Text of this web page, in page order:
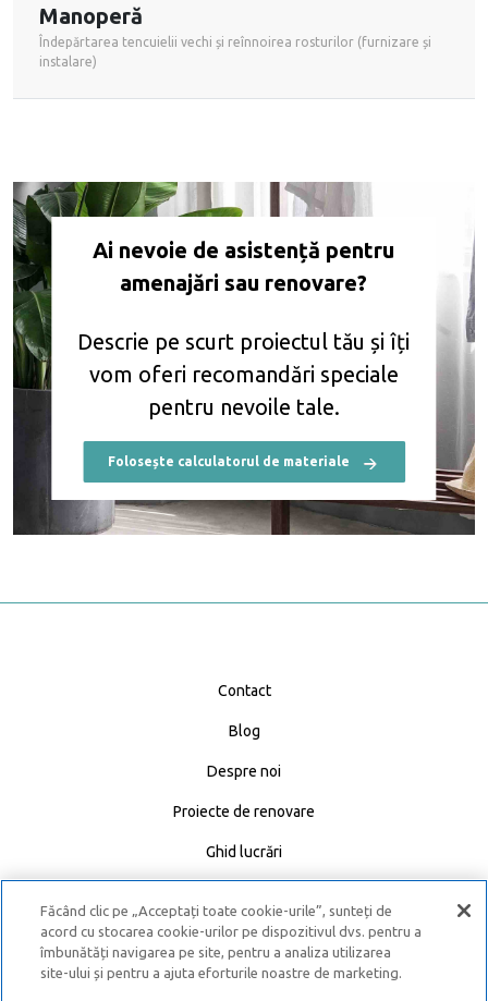
Manoperă
Îndepărtarea tencuielii vechi și reînnoirea rosturilor (furnizare și
instalare)
Ai nevoie de asistență pentru
amenajări sau renovare?
Descrie pe scurt proiectul tău și îți
vom oferi recomandări speciale
pentru nevoile tale.
Folosește calculatorul de materiale
Contact
Blog
Despre noi
Proiecte de renovare
Ghid lucrări
Caută Expert
Făcând clic pe „Acceptați toate cookie-urile”, sunteți de
acord cu stocarea cookie-urilor pe dispozitivul dvs. pentru a
îmbunătăți navigarea pe site, pentru a analiza utilizarea
site-ului și pentru a ajuta eforturile noastre de marketing.